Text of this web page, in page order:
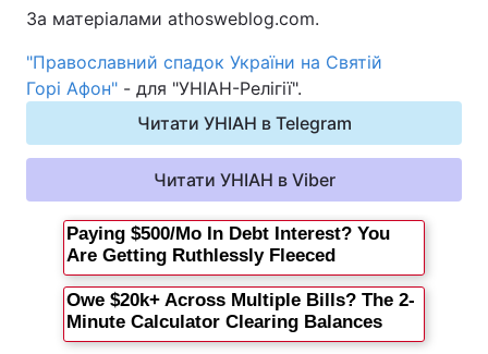
За матеріалами athosweblog.com.
"Православний спадок України на Святій
Горі Афон" - для "УНІАН-Релігії".
Читати УНІАН в Telegram
Читати УНІАН в Viber